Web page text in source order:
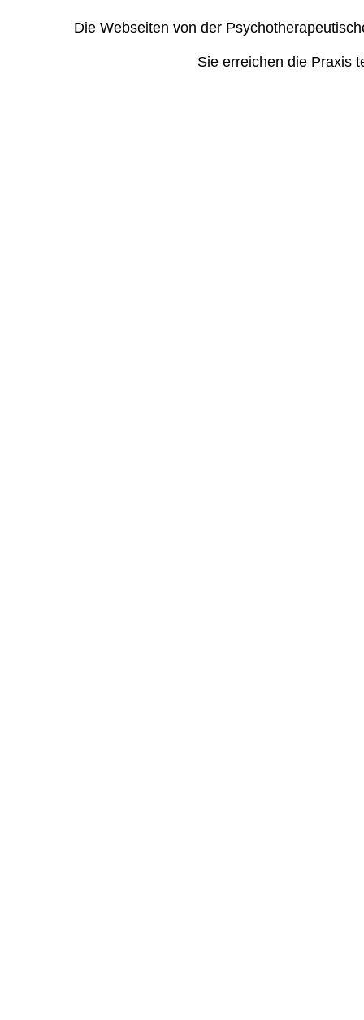
Die Webseiten von der
Sie erreichen die Praxis